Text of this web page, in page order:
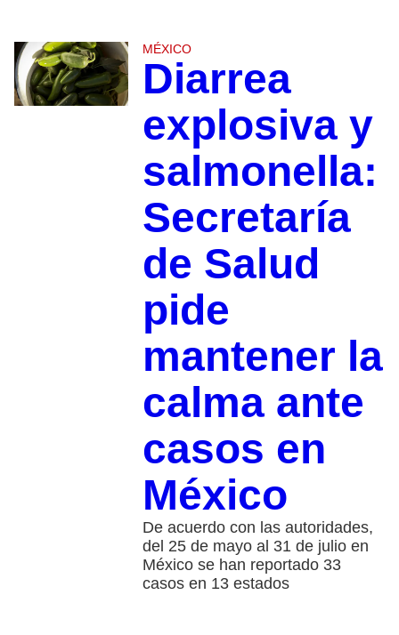
MÉXICO
Diarrea
explosiva y
salmonella:
Secretaría
de Salud
pide
mantener la
calma ante
casos en
México
De acuerdo con las autoridades,
del 25 de mayo al 31 de julio en
México se han reportado 33
casos en 13 estados